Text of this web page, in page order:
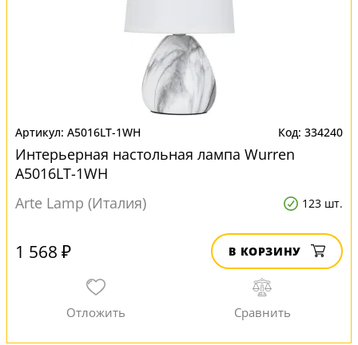
A5016LT-1WH 334240
Интерьерная настольная лампа Wurren
A5016LT-1WH
Arte Lamp (Италия)
123 шт.
1 568 ₽ В КОРЗИНУ